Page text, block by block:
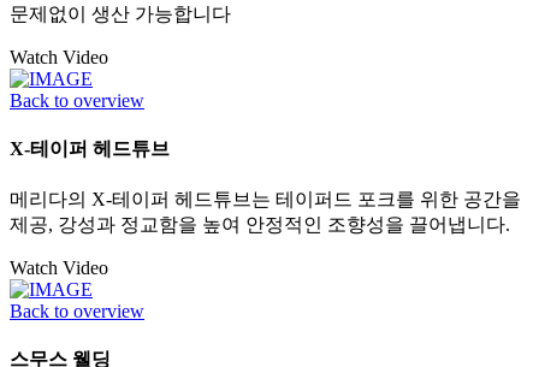
문제없이 생산 가능합니다
Watch Video
Back to overview
X-테이퍼 헤드튜브
메리다의 X-테이퍼 헤드튜브는 테이퍼드 포크를 위한 공간을
제공, 강성과 정교함을 높여 안정적인 조향성을 끌어냅니다.
Watch Video
Back to overview
스무스 웰딩